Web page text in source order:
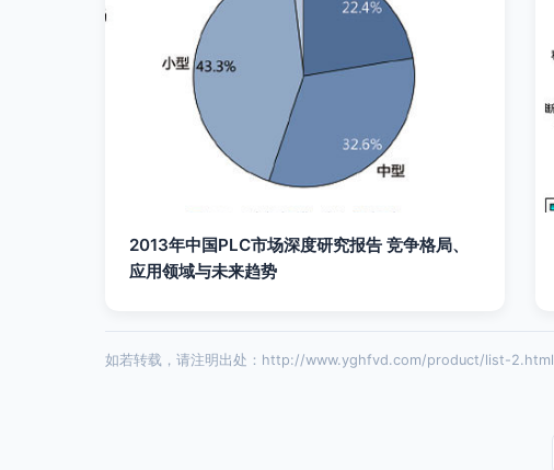
2013年中国PLC市场深度研究报告 竞争格局、
应用领域与未来趋势
如若转载，请注明出处：http://www.yghfvd.com/product/list-2.html